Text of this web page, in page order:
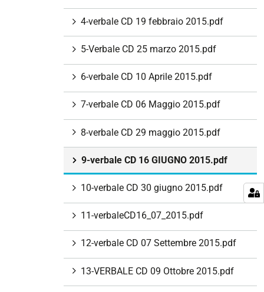
4-verbale CD 19 febbraio 2015.pdf
5-Verbale CD 25 marzo 2015.pdf
6-verbale CD 10 Aprile 2015.pdf
7-verbale CD 06 Maggio 2015.pdf
8-verbale CD 29 maggio 2015.pdf
9-verbale CD 16 GIUGNO 2015.pdf
10-verbale CD 30 giugno 2015.pdf
11-verbaleCD16_07_2015.pdf
12-verbale CD 07 Settembre 2015.pdf
13-VERBALE CD 09 Ottobre 2015.pdf